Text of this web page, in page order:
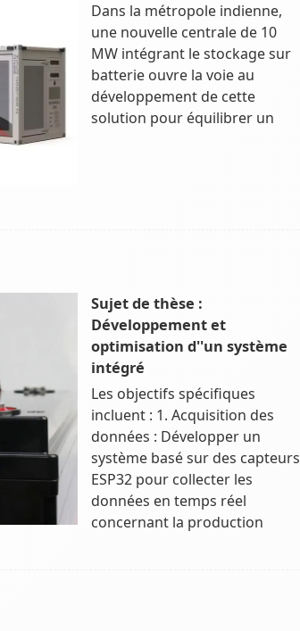
Dans la métropole indienne,
une nouvelle centrale de 10
MW intégrant le stockage sur
batterie ouvre la voie au
développement de cette
solution pour équilibrer un
Sujet de thèse :
Développement et
optimisation d''un système
intégré
Les objectifs spécifiques
incluent : 1. Acquisition des
données : Développer un
système basé sur des capteurs
ESP32 pour collecter les
données en temps réel
concernant la production